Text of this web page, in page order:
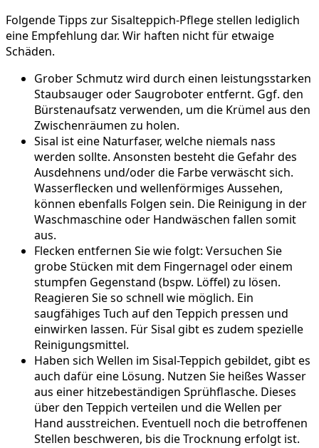
Folgende Tipps zur Sisalteppich-Pflege stellen lediglich
eine Empfehlung dar. Wir haften nicht für etwaige
Schäden.
Grober Schmutz wird durch einen leistungsstarken
Staubsauger oder Saugroboter entfernt. Ggf. den
Bürstenaufsatz verwenden, um die Krümel aus den
Zwischenräumen zu holen.
Sisal ist eine Naturfaser, welche niemals nass
werden sollte. Ansonsten besteht die Gefahr des
Ausdehnens und/oder die Farbe verwäscht sich.
Wasserflecken und wellenförmiges Aussehen,
können ebenfalls Folgen sein. Die Reinigung in der
Waschmaschine oder Handwäschen fallen somit
aus.
Flecken entfernen Sie wie folgt: Versuchen Sie
grobe Stücken mit dem Fingernagel oder einem
stumpfen Gegenstand (bspw. Löffel) zu lösen.
Reagieren Sie so schnell wie möglich. Ein
saugfähiges Tuch auf den Teppich pressen und
einwirken lassen. Für Sisal gibt es zudem spezielle
Reinigungsmittel.
Haben sich Wellen im Sisal-Teppich gebildet, gibt es
auch dafür eine Lösung. Nutzen Sie heißes Wasser
aus einer hitzebeständigen Sprühflasche. Dieses
über den Teppich verteilen und die Wellen per
Hand ausstreichen. Eventuell noch die betroffenen
Stellen beschweren, bis die Trocknung erfolgt ist.